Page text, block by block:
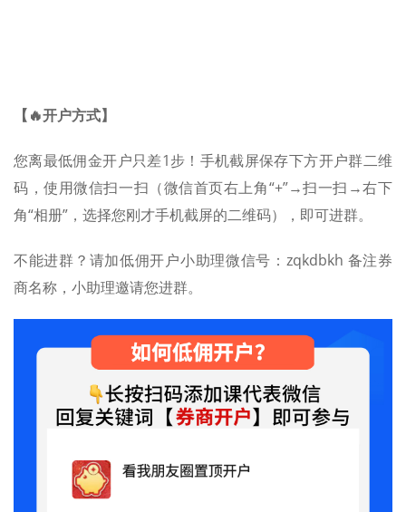
【🔥开户方式】
您离最低佣金开户只差1步！手机截屏保存下方开户群二维
码，使用微信扫一扫（微信首页右上角“+”→扫一扫→右下
角“相册”，选择您刚才手机截屏的二维码），即可进群。
不能进群？请加低佣开户小助理微信号：zqkdbkh 备注券
商名称，小助理邀请您进群。